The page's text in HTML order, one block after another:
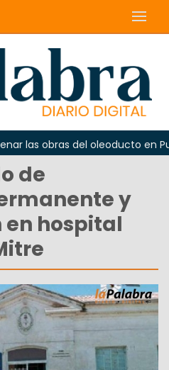
obras del oleoducto en Punta
de
y
hospital